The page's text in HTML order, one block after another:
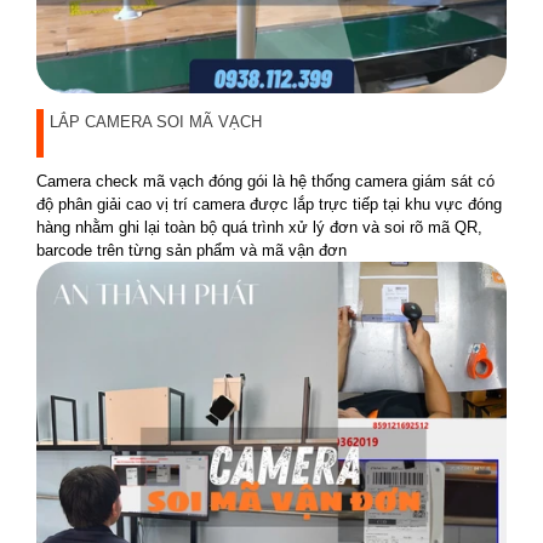
LẮP CAMERA SOI MÃ VẠCH
Camera check mã vạch đóng gói là hệ thống camera giám sát có
độ phân giải cao vị trí camera được lắp trực tiếp tại khu vực đóng
hàng nhằm ghi lại toàn bộ quá trình xử lý đơn và soi rõ mã QR,
barcode trên từng sản phẩm và mã vận đơn